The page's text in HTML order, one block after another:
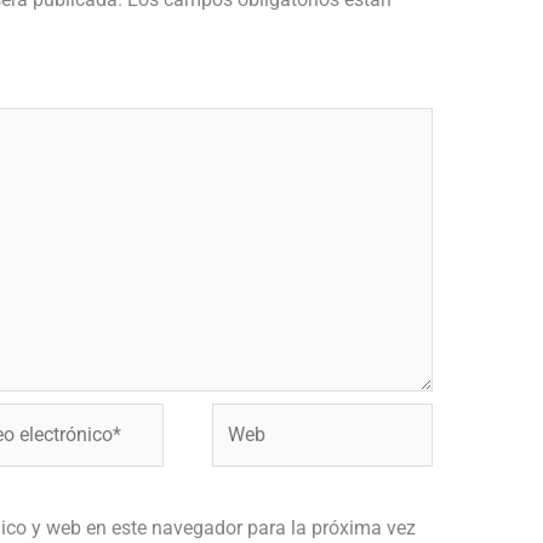
y web en este navegador para la próxima vez